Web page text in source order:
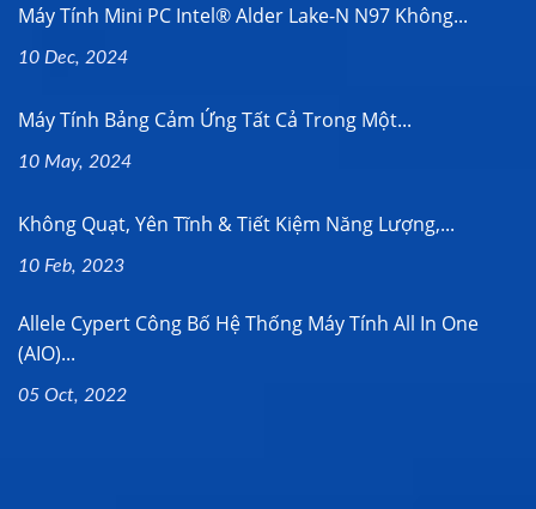
Máy Tính Mini PC Intel® Alder Lake-N N97 Không...
10 Dec, 2024
Máy Tính Bảng Cảm Ứng Tất Cả Trong Một...
10 May, 2024
Không Quạt, Yên Tĩnh & Tiết Kiệm Năng Lượng,...
10 Feb, 2023
Allele Cypert Công Bố Hệ Thống Máy Tính All In One
(AIO)...
05 Oct, 2022